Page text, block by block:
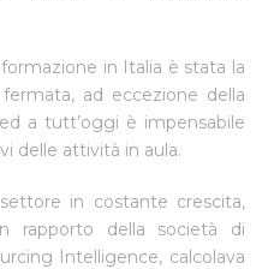
in Italia è stata la
ad eccezione della
a tutt’oggi è impensabile
delle attività in aula.
in costante crescita,
rapporto della società di
Intelligence, calcolava